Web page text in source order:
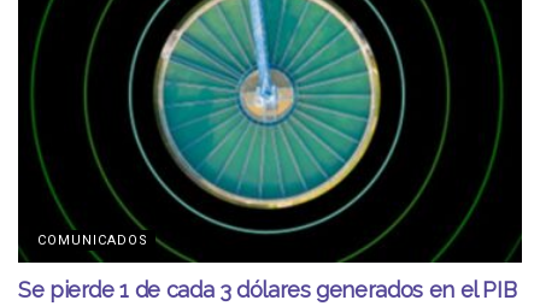
COMUNICADOS
Se pierde 1 de cada 3 dólares generados en el PIB